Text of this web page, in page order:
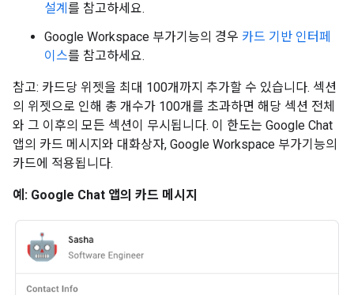
설계 를 참고하세요.
Google Workspace 부가기능의 경우 카드 기반 인터페
이스를 참고하세요.
참고: 카드당 위젯을 최대 100개까지 추가할 수 있습니다. 섹션
의 위젯으로 인해 총 개수가 100개를 초과하면 해당 섹션 전체
와 그 이후의 모든 섹션이 무시됩니다. 이 한도는 Google Chat
앱의 카드 메시지와 대화상자, Google Workspace 부가기능의
카드에 적용됩니다.
예: Google Chat 앱의 카드 메시지